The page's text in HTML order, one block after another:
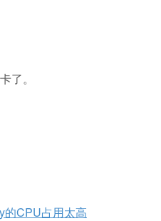
了。
的CPU占用太高